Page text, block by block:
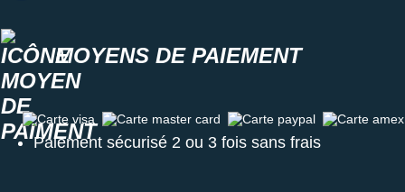
MOYENS DE PAIEMENT
Carte visa Carte master card Carte paypal Carte amex
Paiement sécurisé 2 ou 3 fois sans frais